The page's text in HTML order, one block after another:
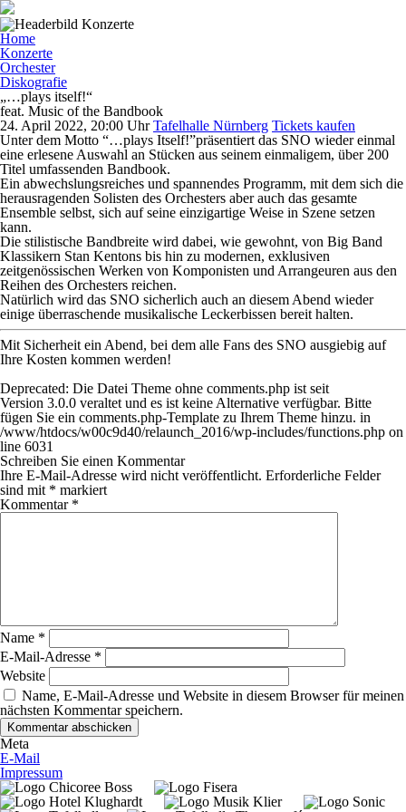
Home
Konzerte
Orchester
Diskografie
„…plays itself!“
feat. Music of the Bandbook
24. April 2022, 20:00 UhrTafelhalle Nürnberg Tickets kaufen
Unter dem Motto “…plays Itself!”präsentiert das SNO wieder einmal
eine erlesene Auswahl an Stücken aus seinem einmaligem, über 200
Titel umfassenden Bandbook.
Ein abwechslungsreiches und spannendes Programm, mit dem sich die
herausragenden Solisten des Orchesters aber auch das gesamte
Ensemble selbst, sich auf seine einzigartige Weise in Szene setzen
kann.
Die stilistische Bandbreite wird dabei, wie gewohnt, von Big Band
Klassikern Stan Kentons bis hin zu modernen, exklusiven
zeitgenössischen Werken von Komponisten und Arrangeuren aus den
Reihen des Orchesters reichen.
Natürlich wird das SNO sicherlich auch an diesem Abend wieder
einige überraschende musikalische Leckerbissen bereit halten.
Mit Sicherheit ein Abend, bei dem alle Fans des SNO ausgiebig auf
Ihre Kosten kommen werden!
Deprecated: Die Datei Theme ohne comments.php ist seit
Version 3.0.0 veraltet und es ist keine Alternative verfügbar. Bitte
fügen Sie ein comments.php-Template zu Ihrem Theme hinzu. in
/www/htdocs/w00c9d40/relaunch_2016/wp-includes/functions.php on
line 6031
Schreiben Sie einen Kommentar
Ihre E-Mail-Adresse wird nicht veröffentlicht. Erforderliche Felder
sind mit * markiert
Kommentar *
Name *
E-Mail-Adresse *
Website
Name, E-Mail-Adresse und Website in diesem Browser für meinen
nächsten Kommentar speichern.
Meta
E-Mail
Impressum